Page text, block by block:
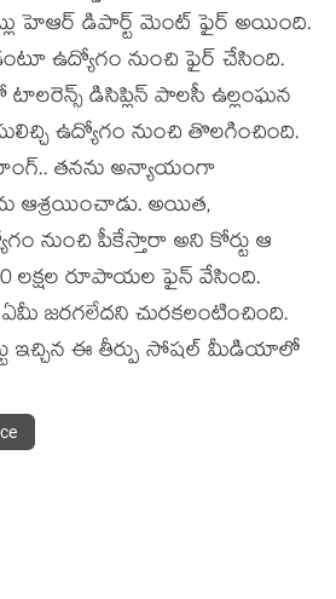
హెఆర్ డిపార్ట్ మెంట్ ఫైర్ అయింది.
ఉద్యోగం నుంచి ఫైర్ చేసింది.
డిసిప్లిన్ పాలసీ ఉల్లంఘన
ఉద్యోగం నుంచి తొలగించింది.
తనను అన్యాయంగా
ఆశ్రయించాడు. అయిత,
నుంచి పీకేస్తారా అని కోర్టు ఆ
లక్షల రూపాయల ఫైన్ వేసింది.
ఏమీ జరగలేదని చురకలంటించింది.
ఇచ్చిన ఈ తీర్పు సోషల్ మీడియాలో